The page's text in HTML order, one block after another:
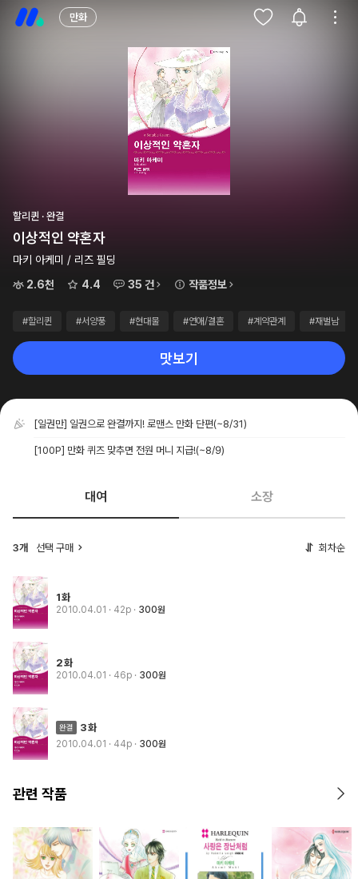
만화
할리퀸 · 완결
이상적인 약혼자
마키 아케미 / 리즈 필딩
2.6천
4.4 35 건 작품정보
#할리퀸 #서양풍 #현대물 #연애/결혼 #계약관계 #재벌남
맛보기
[일권만] 일권으로 완결까지! 로맨스 만화 단편(~8/31)
[100P] 만화 퀴즈 맞추면 전원 머니 지급!(~8/9)
대여 소장
3개 선택 구매 회차순
1화
2010.04.01 · 42p 300원
2화
2010.04.01 · 46p 300원
3화
2010.04.01 · 44p 300원
관련 작품